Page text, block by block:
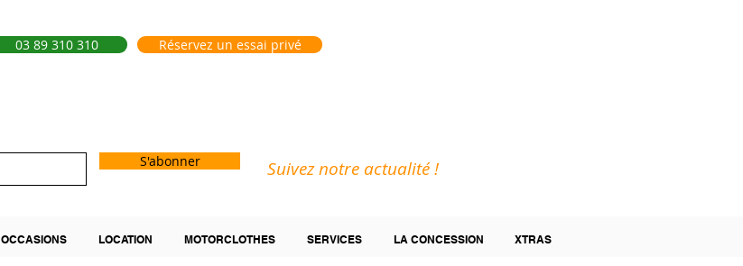
03 89 310 310 Réservez un essai privé
S'abonner Suivez notre actualité !
OCCASIONS LOCATION MOTORCLOTHES SERVICES LA CONCESSION XTRAS